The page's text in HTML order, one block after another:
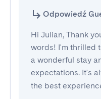
Odpowiedź
Hi Julian, Thank
words! I'm thrilled
a wonderful stay
expectations. It's
the best